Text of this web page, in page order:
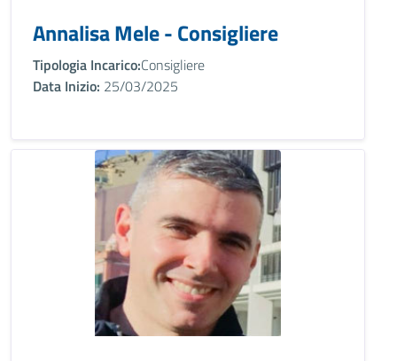
Annalisa Mele - Consigliere
Tipologia Incarico:Consigliere
Data Inizio: 25/03/2025